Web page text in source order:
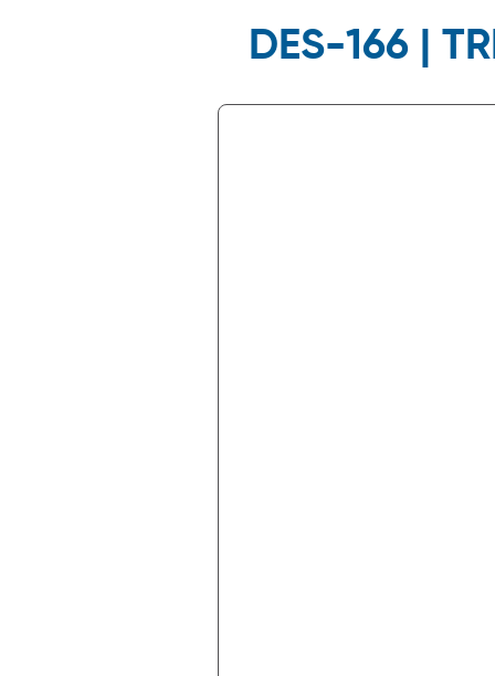
DES-166 |